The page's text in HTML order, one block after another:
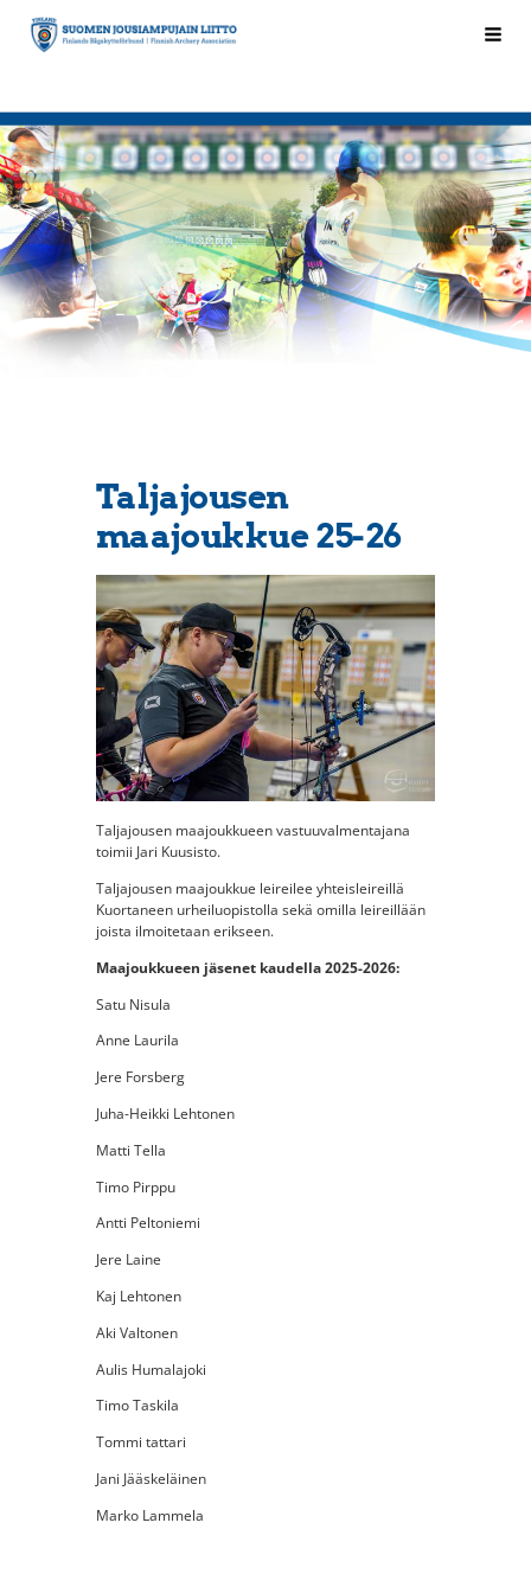
Siirry
sivun
Suomen Jousiampujain Liitto ry
Taljajousen
maajoukkue 25-26
Taljajousen maajoukkueen vastuuvalmentajana
toimii Jari Kuusisto.
Taljajousen maajoukkue leireilee yhteisleireillä
Kuortaneen urheiluopistolla sekä omilla leireillään
joista ilmoitetaan erikseen.
Maajoukkueen jäsenet kaudella 2025-2026:
Satu Nisula
Anne Laurila
Jere Forsberg
Juha-Heikki Lehtonen
Matti Tella
Timo Pirppu
Antti Peltoniemi
Jere Laine
Kaj Lehtonen
Aki Valtonen
Aulis Humalajoki
Timo Taskila
Tommi tattari
Jani Jääskeläinen
Marko Lammela